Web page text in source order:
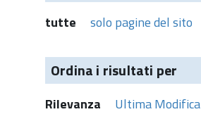
tutte solo pagine del sito
Ordina i risultati per
Rilevanza Ultima Modifica